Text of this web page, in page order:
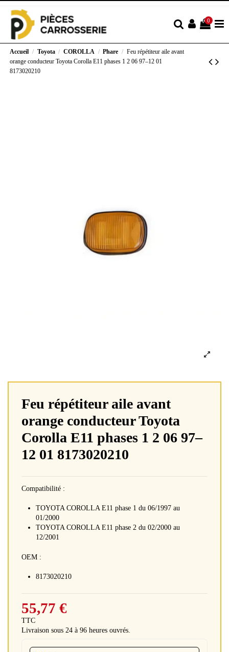
0
Accueil Toyota COROLLA Phare
Feu répétiteur aile avant
orange conducteur Toyota Corolla E11 phases 1 2 06 97–12 01
8173020210
Feu répétiteur aile avant
orange conducteur Toyota
Corolla E11 phases 1 2 06 97–
12 01 8173020210
Compatibilité :
TOYOTA COROLLA E11 phase 1 du 06/1997 au
01/2000
TOYOTA COROLLA E11 phase 2 du 02/2000 au
12/2001
OEM :
8173020210
55,77 €
TTC
Livraison sous 24 à 96 heures ouvrés.